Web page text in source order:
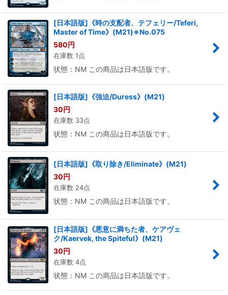
[日本語版]《時の支配者、テフェリー/Teferi,
Master of Time》(M21)※No.075
580円
在庫数 1点
状態：NM この商品は日本語版です。
[日本語版]《強迫/Duress》(M21)
30円
在庫数 33点
状態：NM この商品は日本語版です。
[日本語版]《取り除き/Eliminate》(M21)
30円
在庫数 24点
状態：NM この商品は日本語版です。
[日本語版]《悪意に満ちた者、ケアヴェ
ク/Kaervek, the Spiteful》(M21)
30円
在庫数 4点
状態：NM この商品は日本語版です。